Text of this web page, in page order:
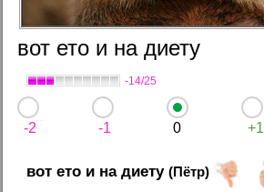
вот ето и на диету
-14/25
-2 -1 0 +1
вот ето и на диету(Пётр)